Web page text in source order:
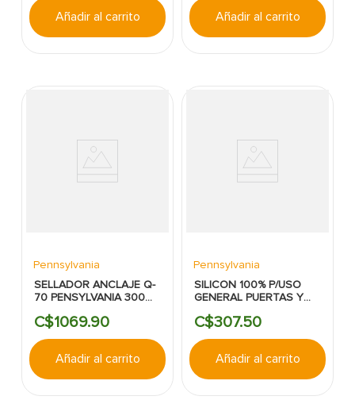
Añadir al carrito Añadir al carrito
Pennsylvania
SELLADOR ANCLAJE Q-
70 PENSYLVANIA 300
C$1069.90
Añadir al carrito
Pennsylvania
SILICON 100% P/USO
GENERAL PUERTAS Y
PENNSYLVANIA
C$307.50
Añadir al carrito